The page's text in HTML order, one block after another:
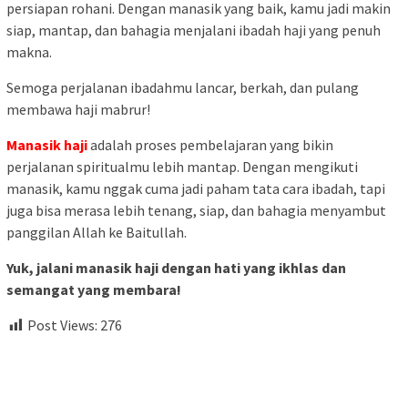
persiapan rohani. Dengan manasikyang baik, kamu jadi makin
siap, mantap, dan bahagia menjalani ibadah haji yang penuh
makna.
Semoga perjalanan ibadahmu lancar, berkah, dan pulang
membawa haji mabrur!
Manasik hajiadalah proses pembelajaran yang bikin
perjalanan spiritualmu lebih mantap. Dengan mengikuti
manasik, kamu nggakcuma jadi paham tata cara ibadah, tapi
juga bisa merasa lebih tenang, siap, dan bahagia menyambut
panggilan Allah ke Baitullah.
Yuk, jalani manasik haji dengan hatiyang ikhlas dan
semangat yang membara!
Post Views: 276